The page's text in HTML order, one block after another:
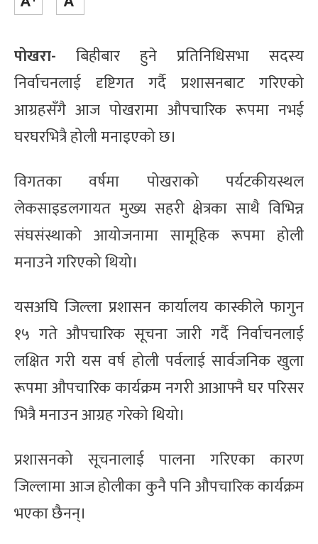
पोखरा- बिहीबार हुने प्रतिनिधिसभा सदस्य
निर्वाचनलाई दृष्टिगत गर्दै प्रशासनबाट गरिएको
आग्रहसँगै आज पोखरामा औपचारिक रूपमा नभई
घरघरभित्रै होली मनाइएको छ।
विगतका वर्षमा पोखराको पर्यटकीयस्थल
लेकसाइडलगायत मुख्य सहरी क्षेत्रका साथै विभिन्न
संघसंस्थाको आयोजनामा सामूहिक रूपमा होली
मनाउने गरिएको थियो।
यसअघि जिल्ला प्रशासन कार्यालय कास्कीले फागुन
१५ गते औपचारिक सूचना जारी गर्दै निर्वाचनलाई
लक्षित गरी यस वर्ष होली पर्वलाई सार्वजनिक खुला
रूपमा औपचारिक कार्यक्रम नगरी आआफ्नै घर परिसर
भित्रै मनाउन आग्रह गरेको थियो।
प्रशासनको सूचनालाई पालना गरिएका कारण
जिल्लामा आज होलीका कुनै पनि औपचारिक कार्यक्रम
भएका छैनन्।